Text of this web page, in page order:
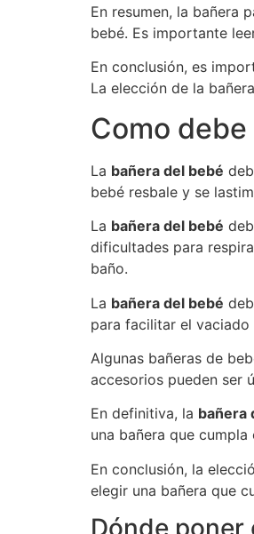
En resumen, la bañera
bebé. Es importante
En conclusión, es
La elección de la
Como
La bañera del bebé
bebé resbale y se
La bañera del bebé
dificultades para
baño.
La bañera del bebé
para facilitar el vaciado
Algunas bañeras de
accesorios pueden ser
En definitiva, la bañera
una bañera que
En conclusión, la
elegir una bañera que
Dónde